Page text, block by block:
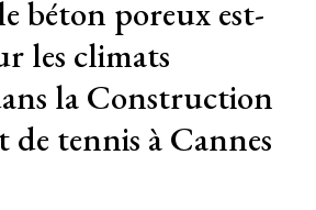
béton poreux est-
les climats
la Construction
tennis à Cannes